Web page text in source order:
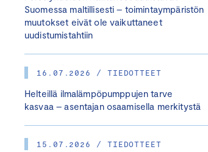
Suomessa maltillisesti – toimintaympäristön
muutokset eivät ole vaikuttaneet
uudistumistahtiin
16.07.2026 / TIEDOTTEET
Helteillä ilmalämpöpumppujen tarve
kasvaa – asentajan osaamisella merkitystä
15.07.2026 / TIEDOTTEET